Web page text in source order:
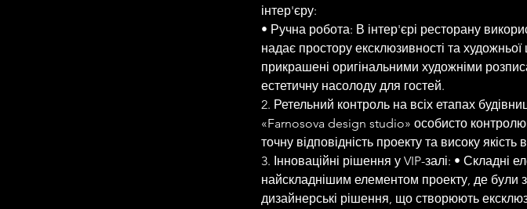
інтер'єру:
• Ручна робота: В інтер'єрі ресторану
надає простору ексклюзивності та художньої
прикрашені оригінальними художніми
естетичну насолоду для гостей.
2. Ретельний контроль на всіх етапах
«Farnosova design studio» особисто
точну відповідність проекту та високу якість
3. Інноваційні рішення у VIP-залі: • Складні
найскладнішим елементом проекту, де були
дизайнерські рішення, що створюють